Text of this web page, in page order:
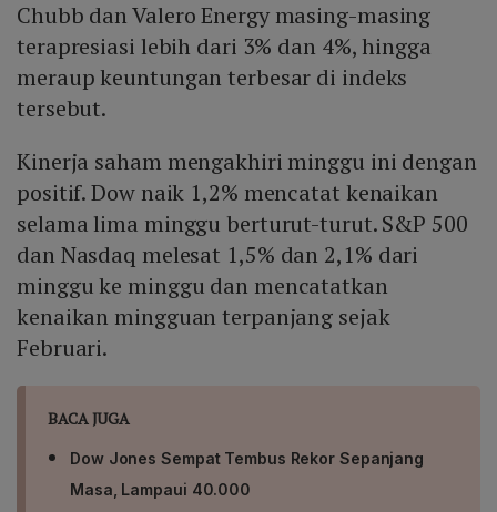
Chubb dan Valero Energy masing-masing
terapresiasi lebih dari 3% dan 4%, hingga
meraup keuntungan terbesar di indeks
tersebut.
Kinerja saham mengakhiri minggu ini dengan
positif. Dow naik 1,2% mencatat kenaikan
selama lima minggu berturut-turut. S&P 500
dan Nasdaq melesat 1,5% dan 2,1% dari
minggu ke minggu dan mencatatkan
kenaikan mingguan terpanjang sejak
Februari.
BACA JUGA
Dow Jones Sempat Tembus Rekor Sepanjang
Masa, Lampaui 40.000